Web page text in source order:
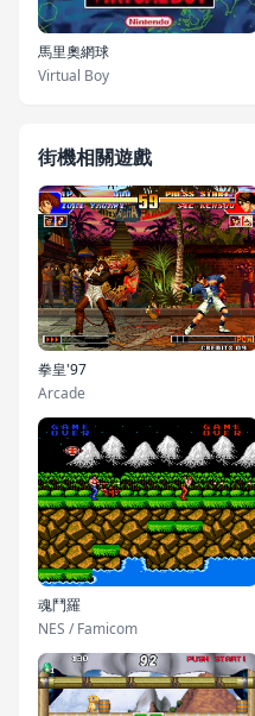
馬里奧網球
Virtual Boy
街機相關遊戲
拳皇'97
Arcade
魂鬥羅
NES / Famicom